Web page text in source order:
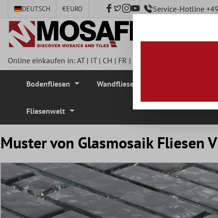
springen
DEUTSCH €EURO Service-Hotline
Online einkaufen in:AT| IT| CH | FR |
Bodenfliesen Wandfliesen
Fliesenwelt
Muster von Glasmosaik Fliesen